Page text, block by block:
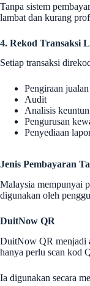
Tanpa sistem
lambat dan kurang
4. Rekod Transaksi
Setiap transaksi
Pengiraan jualan
Audit
Analisis
Pengurusan
Penyediaan
Jenis Pembayaran
Malaysia mempunyai
digunakan oleh
DuitNow QR
DuitNow QR menjadi
hanya perlu scan kod
Ia digunakan secara